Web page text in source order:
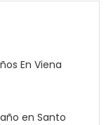
En Viena
en Santo